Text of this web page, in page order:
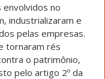
envolvidos no
industrializaram e
pelas empresas.
tornaram rés
o patrimônio,
pelo artigo 2º da